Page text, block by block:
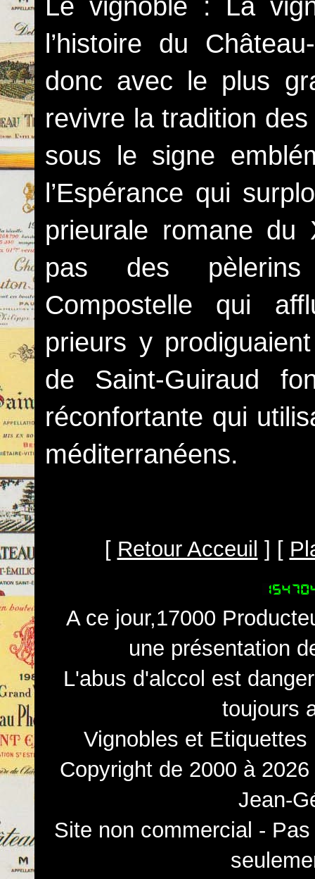
Le vignoble : La
l’histoire du
donc avec le plus
revivre la tradition
sous le signe
l’Espérance qui
prieurale romane du
pas des
Compostelle qui
prieurs y
de Saint-Guiraud
réconfortante qui
méditerranéens.
[ Retour Acceuil ] [
A ce jour,17000
une présentation
L'abus d'alccol est
toujours
Vignobles et
Copyright de 2000 à
Jean-
Site non commercial -